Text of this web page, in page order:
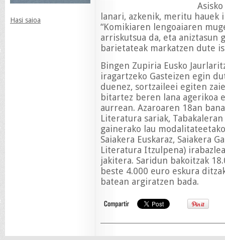
Hasi saioa
lanari, azkenik, meritu hauek
“Komikiaren lengoaiaren
arriskutsua da, eta aniztasun
barietateak markatzen dute
Bingen Zupiria Eusko
iragartzeko Gasteizen egin
duenez, sortzaileei egiten
bitartez beren lana agerikoa
aurrean. Azaroaren 18an
Literatura sariak,
gainerako lau
Saiakera Euskaraz, Saiakera
Literatura Itzulpena)
jakitera. Saridun bakoitzak
beste 4.000 euro eskura
batean argiratzen bada.